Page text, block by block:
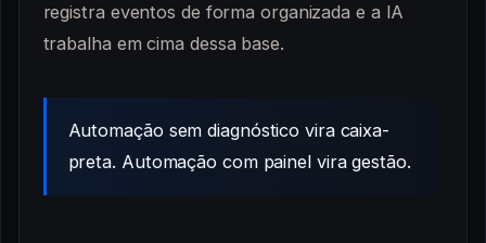
registra eventos de forma organizada e a IA
trabalha em cima dessa base.
Automação sem diagnóstico vira caixa-
preta. Automação com painel vira gestão.